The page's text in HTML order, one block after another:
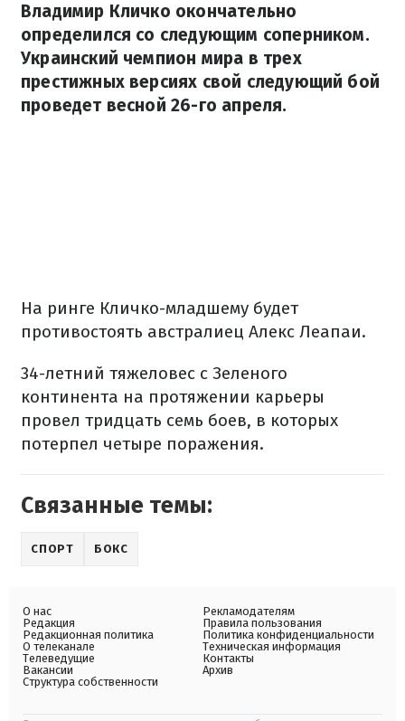
Владимир Кличко окончательно
определился со следующим соперником.
Украинский чемпион мира в трех
престижных версиях свой ​​следующий бой
проведет весной 26-го апреля.
На ринге Кличко-младшему будет
противостоять австралиец Алекс Леапаи.
34-летний тяжеловес с Зеленого
континента на протяжении карьеры
провел тридцать семь боев, в которых
потерпел четыре поражения.
Связанные темы:
СПОРТ БОКС
О нас
Редакция
Редакционная политика
О телеканале
Телеведущие
Вакансии
Структура собственности
Рекламодателям
Правила пользования
Политика конфиденциальности
Техническая информация
Контакты
Архив